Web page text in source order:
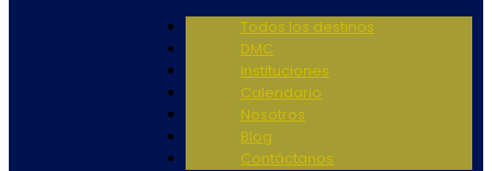
Todos los destinos
DMC
Instituciones
Calendario
Nosotros
Blog
Contáctanos